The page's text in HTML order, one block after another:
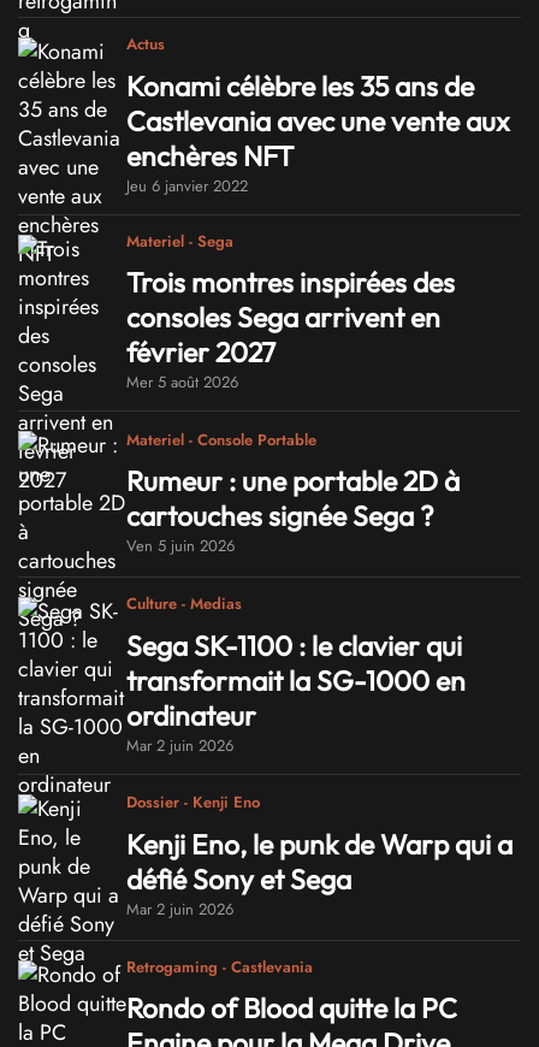
Actus
Konami célèbre les 35 ans de
Castlevania avec une vente aux
enchères NFT
Jeu 6 janvier 2022
Materiel - Sega
Trois montres inspirées des
consoles Sega arrivent en
février 2027
Mer 5 août 2026
Materiel - Console Portable
Rumeur : une portable 2D à
cartouches signée Sega ?
Ven 5 juin 2026
Culture - Medias
Sega SK-1100 : le clavier qui
transformait la SG-1000 en
ordinateur
Mar 2 juin 2026
Dossier - Kenji Eno
Kenji Eno, le punk de Warp qui a
défié Sony et Sega
Mar 2 juin 2026
Retrogaming - Castlevania
Rondo of Blood quitte la PC